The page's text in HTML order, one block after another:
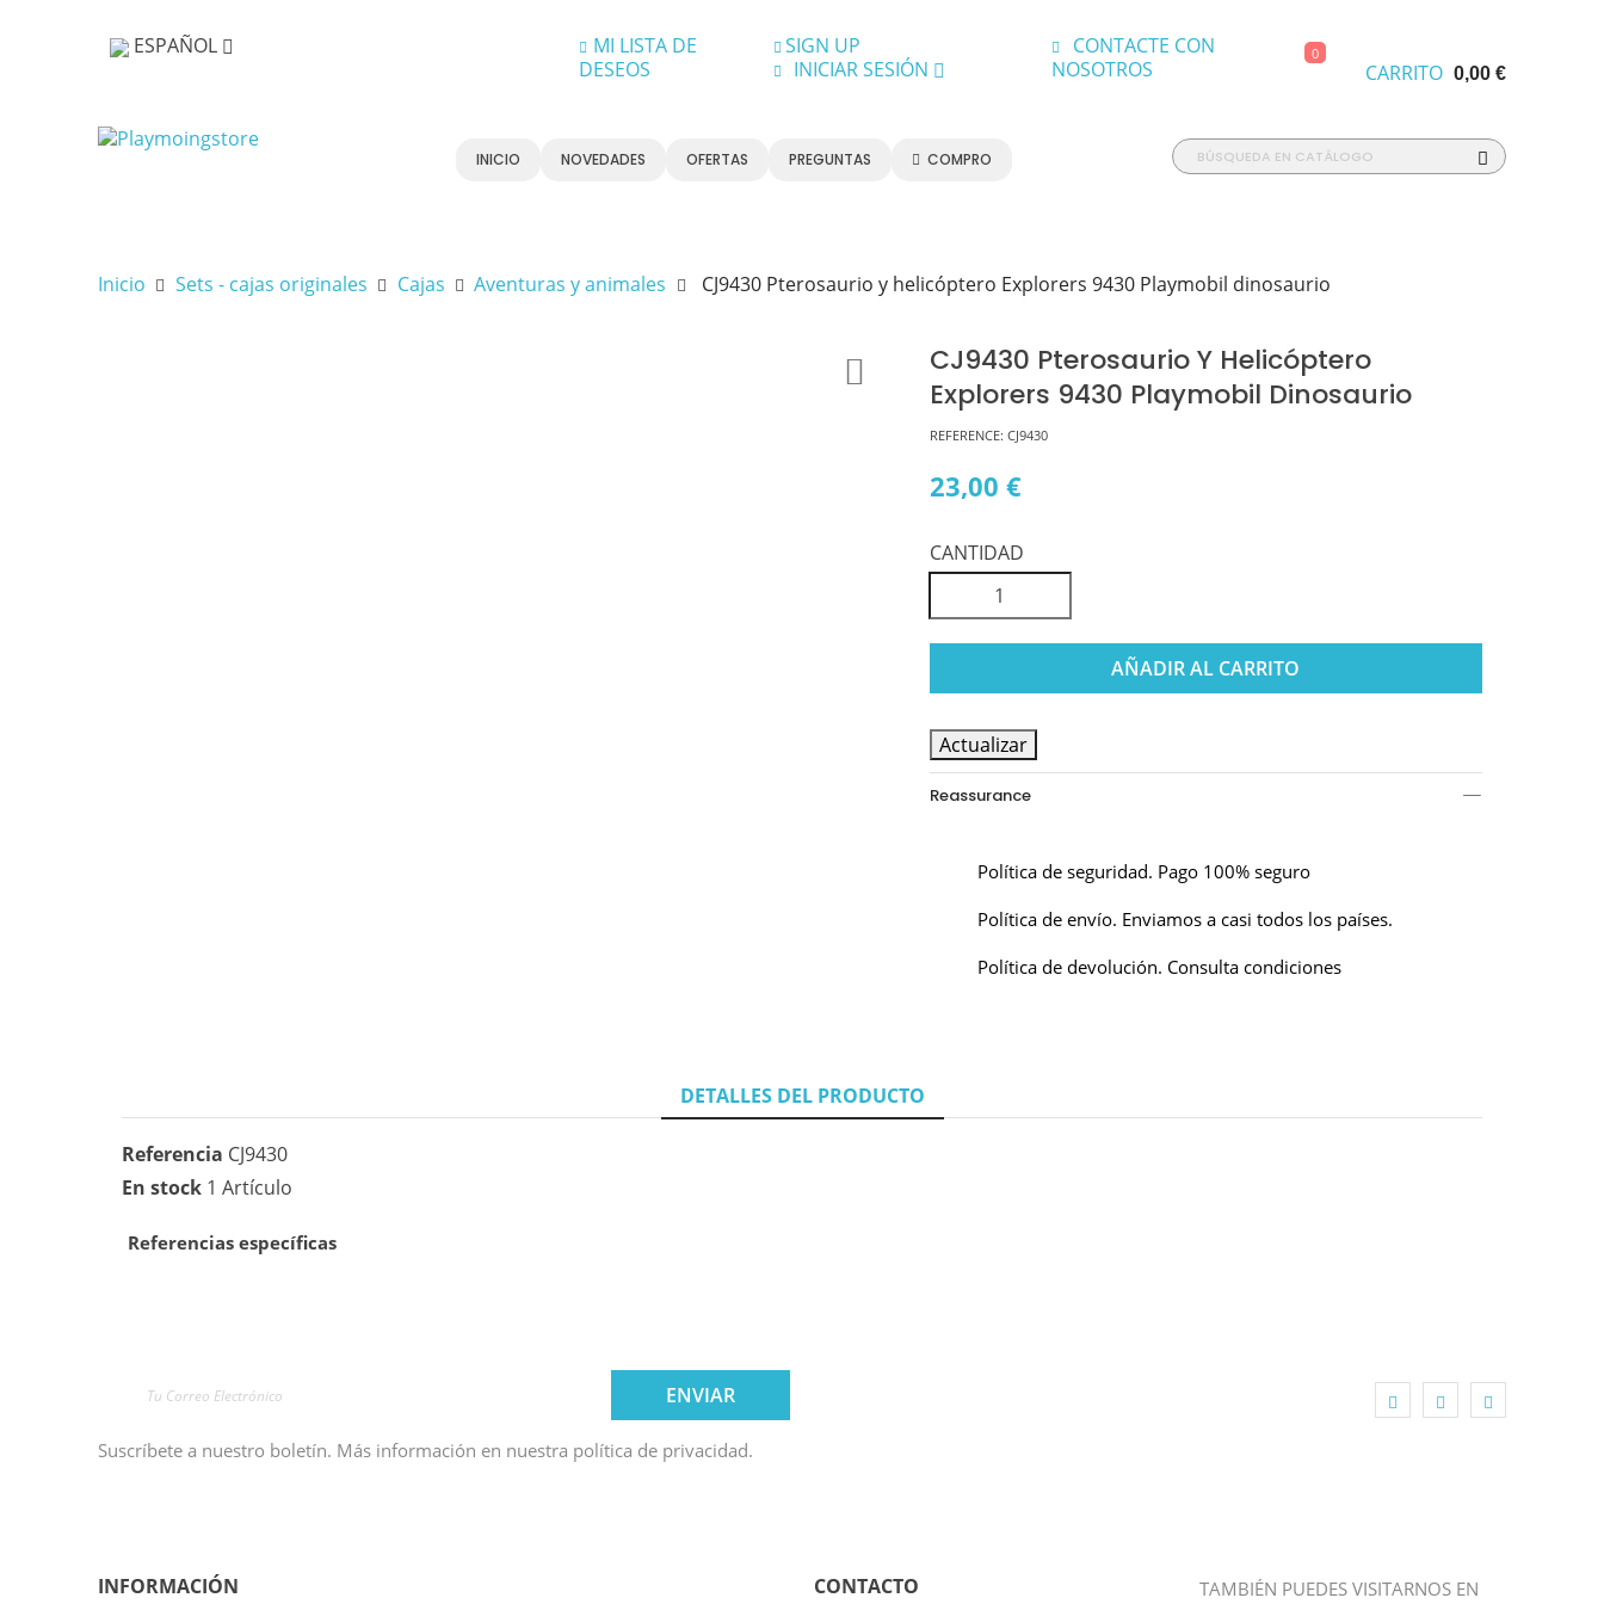
ESPAÑOL
MI LISTA DE
DESEOS
SIGN UP
INICIAR SESIÓN
CONTACTE CON
NOSOTROS
INICIO NOVEDADES OFERTAS PREGUNTAS COMPRO
CARRITO
0
0,00 €
Inicio Sets - cajas originales Cajas Aventuras y animales CJ9430 Pterosaurio y helicóptero Explorers 9430 Playmobil dinosaurio
CJ9430 Pterosaurio Y Helicóptero
Explorers 9430 Playmobil Dinosaurio
REFERENCE: CJ9430
23,00 €
CANTIDAD
AÑADIR AL CARRITO
Reassurance
Política de seguridad. Pago 100% seguro
Política de envío. Enviamos a casi todos los países.
Política de devolución. Consulta condiciones
DETALLES DEL PRODUCTO
Referencia CJ9430
En stock 1 Artículo
Referencias específicas
Suscríbete a nuestro boletín. Más información en nuestra política de privacidad.
INFORMACIÓN CONTACTO TAMBIÉN PUEDES VISITARNOS EN